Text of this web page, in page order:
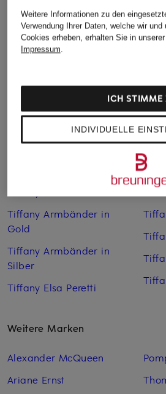
TIFFANY
750 €
TIFFANY™
Gelbgold
Tiffany Armbänder in
Gold
Tiffany Armbänder in
Silber
Tiffany Elsa Peretti
Weitere Marken
Alexander McQueen
Ariane Ernst
Weitere Informationen zu den
Verwendung Ihrer Daten, welche wir
Cookies erheben, erhalten Sie in unserer
Impressum.
INDIVIDUELLE
ICH STIMME